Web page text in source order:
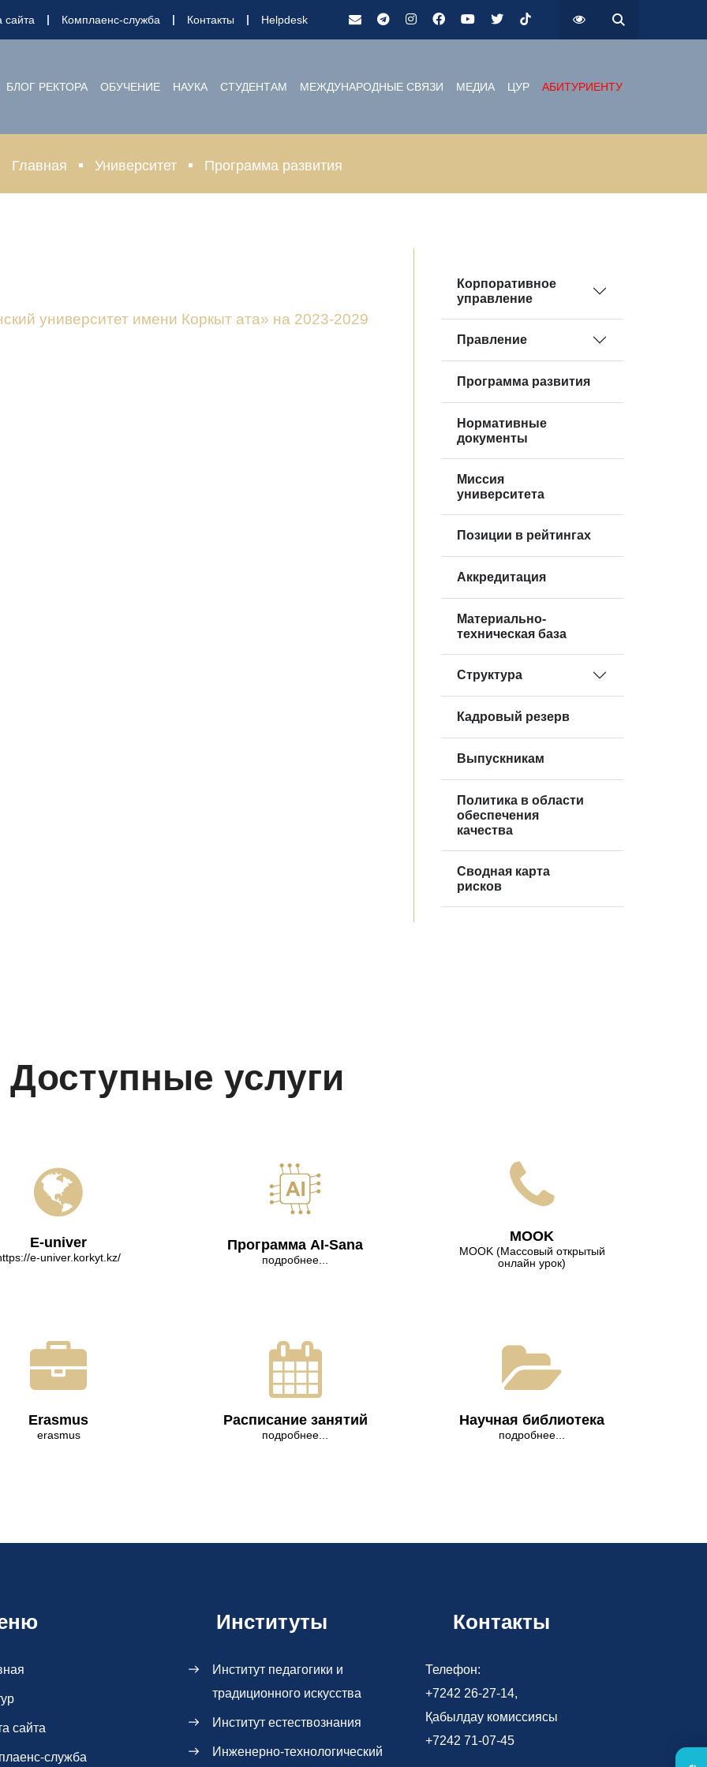
сайта Комплаенс-служба Контакты Helpdesk
БЛОГ РЕКТОРА ОБУЧЕНИЕ НАУКА СТУДЕНТАМ МЕЖДУНАРОДНЫЕ СВЯЗИ МЕДИА ЦУР АБИТУРИЕНТУ
Главная Университет Программа развития
университет имени Коркыт ата» на 2023-2029
Корпоративное
управление
Правление
Программа развития
Нормативные
документы
Миссия
университета
Позиции в рейтингах
Аккредитация
Материально-
техническая база
Структура
Кадровый резерв
Выпускникам
Политика в области
обеспечения
качества
Сводная карта
рисков
Доступные услуги
E-univer
e-univer.korkyt.kz/
Программа AI-Sana
подробнее...
МООK
МООK (Массовый открытый
онлайн урок)
Erasmus
erasmus
Расписание занятий
подробнее...
Научная библиотека
подробнее...
сайта
служба
Институты
Институт педагогики и
традиционного искусства
Институт естествознания
Инженерно-технологический
Контакты
Телефон:
+7242 26-27-14,
Қабылдау комиссиясы
+7242 71-07-45